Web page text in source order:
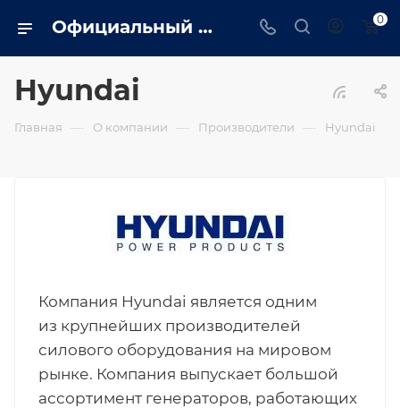
Официальный сайт дилера Hyundai в Ярославле. Вся информация о генераторах Hyundai, сервис, монтаж, обслуживание 0
Hyundai
Главная — О компании — Производители — Hyundai
Компания Hyundai является одним
из крупнейших производителей
силового оборудования на мировом
рынке. Компания выпускает большой
ассортимент генераторов, работающих